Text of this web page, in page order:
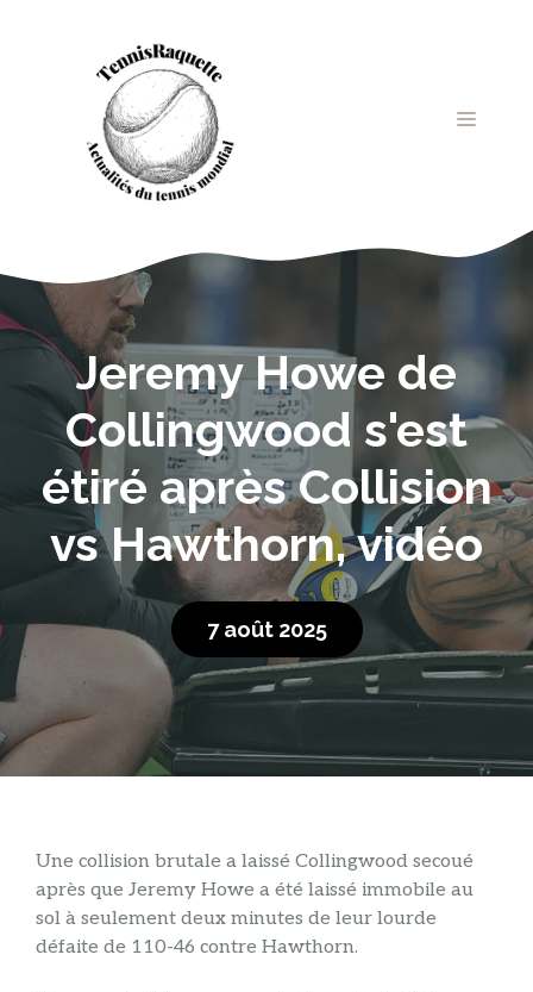
MENU
Jeremy Howe de
Collingwood s'est
étiré après Collision
vs Hawthorn, vidéo
7 août 2025
Une collision brutale a laissé Collingwood secoué
après que Jeremy Howe a été laissé immobile au
sol à seulement deux minutes de leur lourde
défaite de 110-46 contre Hawthorn.